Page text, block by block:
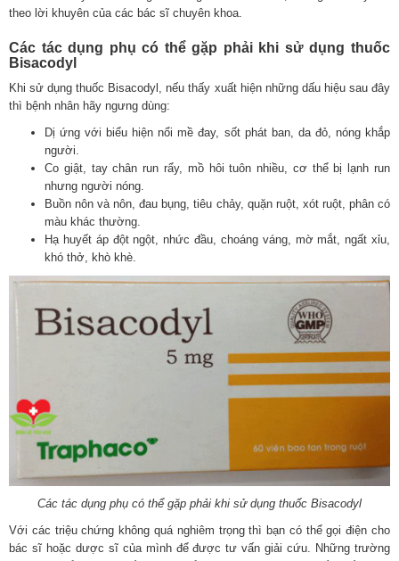
theo lời khuyên của các bác sĩ chuyên khoa.
Các tác dụng phụ có thể gặp phải khi sử dụng thuốc
Bisacodyl
Khi sử dụng thuốc Bisacodyl, nếu thấy xuất hiện những dấu hiệu sau đây
thì bệnh nhân hãy ngưng dùng:
Dị ứng với biểu hiện nổi mề đay, sốt phát ban, da đỏ, nóng khắp
người.
Co giật, tay chân run rẩy, mồ hôi tuôn nhiều, cơ thể bị lạnh run
nhưng người nóng.
Buồn nôn và nôn, đau bụng, tiêu chảy, quặn ruột, xót ruột, phân có
màu khác thường.
Hạ huyết áp đột ngột, nhức đầu, choáng váng, mờ mắt, ngất xỉu,
khó thở, khò khè.
Các tác dụng phụ có thể gặp phải khi sử dụng thuốc Bisacodyl
Với các triệu chứng không quá nghiêm trọng thì bạn có thể gọi điện cho
bác sĩ hoặc dược sĩ của mình để được tư vấn giải cứu. Những trường